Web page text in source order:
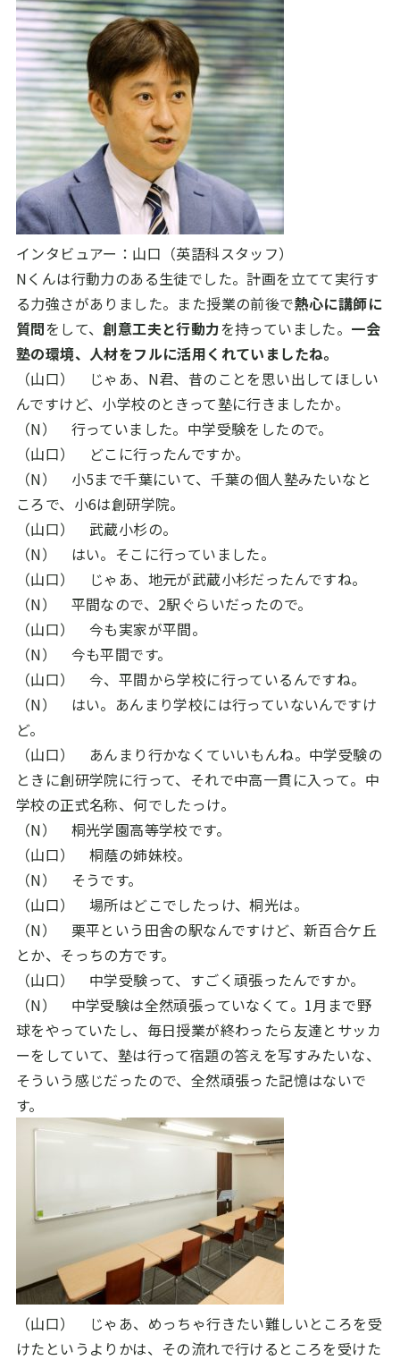
インタビュアー：山口（英語科スタッフ）
Nくんは行動力のある生徒でした。計画を立てて実行す
る力強さがありました。また授業の前後で熱心に講師に
質問をして、創意工夫と行動力を持っていました。 一会
塾の環境、人材をフルに活用くれていましたね。
（山口） じゃあ、N君、昔のことを思い出してほしい
んですけど、小学校のときって塾に行きましたか。
（N） 行っていました。中学受験をしたので。
（山口） どこに行ったんですか。
（N） 小5まで千葉にいて、千葉の個人塾みたいなと
ころで、小6は創研学院。
（山口） 武蔵小杉の。
（N） はい。そこに行っていました。
（山口） じゃあ、地元が武蔵小杉だったんですね。
（N） 平間なので、 2駅ぐらいだったので。
（山口） 今も実家が平間。
（N） 今も平間です。
（山口） 今、平間から学校に行っているんですね。
（N） はい。あんまり学校には行っていないんですけ
ど。
（山口） あんまり行かなくていいもんね。中学受験の
ときに創研学院に行って、それで中高一貫に入って。中
学校の正式名称、何でしたっけ。
（N） 桐光学園高等学校です。
（山口） 桐蔭の姉妹校。
（N） そうです。
（山口） 場所はどこでしたっけ、桐光は。
（N） 栗平という田舎の駅なんですけど、新百合ケ丘
とか、そっちの方です。
（山口） 中学受験って、すごく頑張ったんですか。
（N） 中学受験は全然頑張っていなくて。 1月まで野
球をやっていたし、毎日授業が終わったら友達とサッカ
ーをしていて、塾は行って宿題の答えを写すみたいな、
そういう感じだったので、全然頑張った記憶はないで
す。
（山口） じゃあ、めっちゃ行きたい難しいところを受
けたというよりかは、その流れで行けるところを受けた